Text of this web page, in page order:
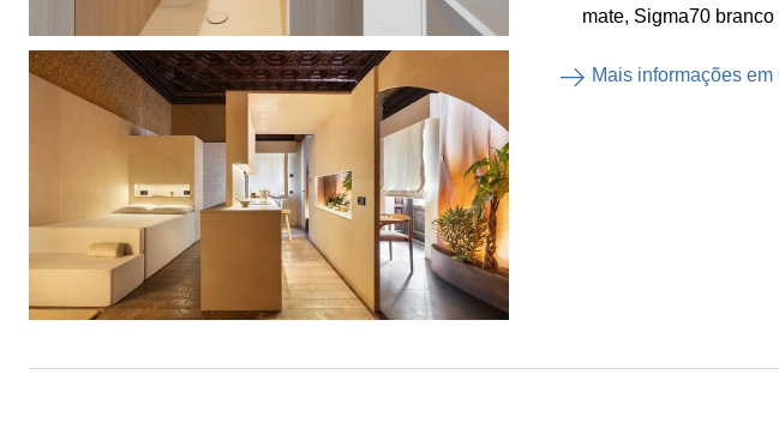
mate, Sigma70
Mais informações